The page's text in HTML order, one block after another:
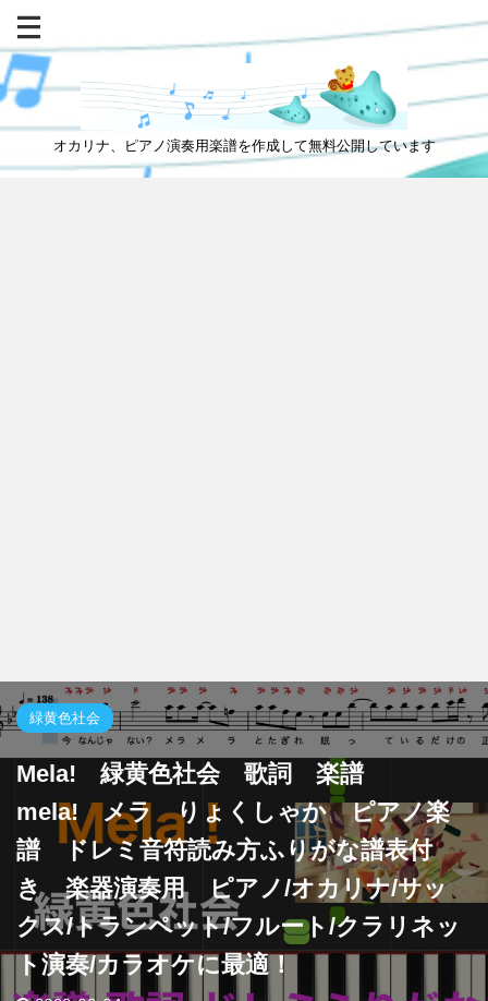
オカリナ、ピアノ演奏用楽譜を作成して無料公開しています
緑黄色社会
Mela! 緑黄色社会 歌詞 楽譜
mela! メラ りょくしゃか ピアノ楽
譜 ドレミ音符読み方ふりがな譜表付
き 楽器演奏用 ピアノ/オカリナ/サッ
クス/トランペット/フルート/クラリネッ
ト演奏/カラオケに最適！